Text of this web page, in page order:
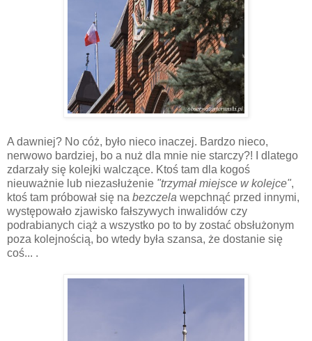
A dawniej? No cóż, było nieco inaczej. Bardzo nieco,
nerwowo bardziej, bo a nuż dla mnie nie starczy?! I dlatego
zdarzały się kolejki walczące. Ktoś tam dla kogoś
nieuważnie lub niezasłużenie "trzymał miejsce w kolejce",
ktoś tam próbował się na bezczela wepchnąć przed innymi,
występowało zjawisko fałszywych inwalidów czy
podrabianych ciąż a wszystko po to by zostać obsłużonym
poza kolejnością, bo wtedy była szansa, że dostanie się
coś... .